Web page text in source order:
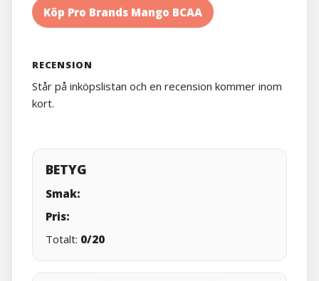
Köp Pro Brands Mango BCAA
RECENSION
Står på inköpslistan och en recension kommer inom
kort.
BETYG
Smak:
Pris:
Totalt: 0/20